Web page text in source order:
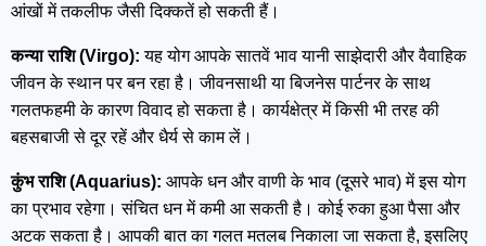
आंखों में तकलीफ जैसी दिक्कतें हो सकती हैं।
कन्या राशि (Virgo): यह योग आपके सातवें भाव यानी साझेदारी और वैवाहिक
जीवन के स्थान पर बन रहा है। जीवनसाथी या बिजनेस पार्टनर के साथ
गलतफहमी के कारण विवाद हो सकता है। कार्यक्षेत्र में किसी भी तरह की
बहसबाजी से दूर रहें और धैर्य से काम लें।
कुंभ राशि (Aquarius): आपके धन और वाणी के भाव (दूसरे भाव) में इस योग
का प्रभाव रहेगा। संचित धन में कमी आ सकती है। कोई रुका हुआ पैसा और
अटक सकता है। आपकी बात का गलत मतलब निकाला जा सकता है, इसलिए